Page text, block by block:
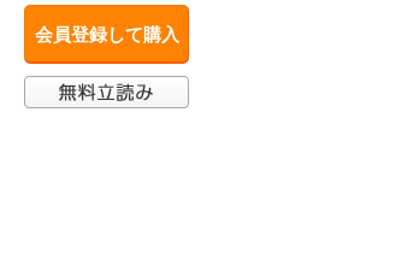
会員登録して購入